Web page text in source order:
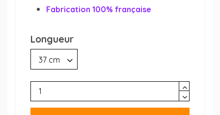
Fabrication 100% française
Longueur